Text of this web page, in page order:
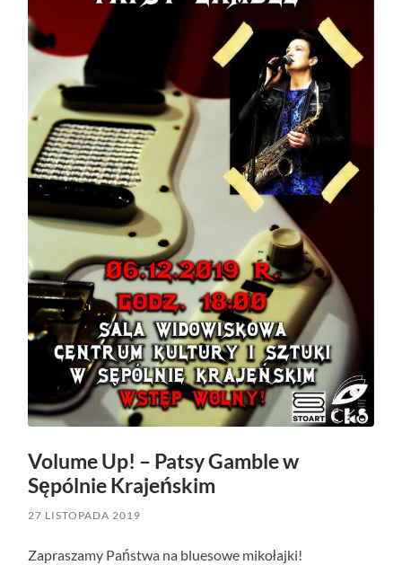
Volume Up! – Patsy Gamble w
Sępólnie Krajeńskim
27 LISTOPADA 2019
Zapraszamy Państwa na bluesowe mikołajki!